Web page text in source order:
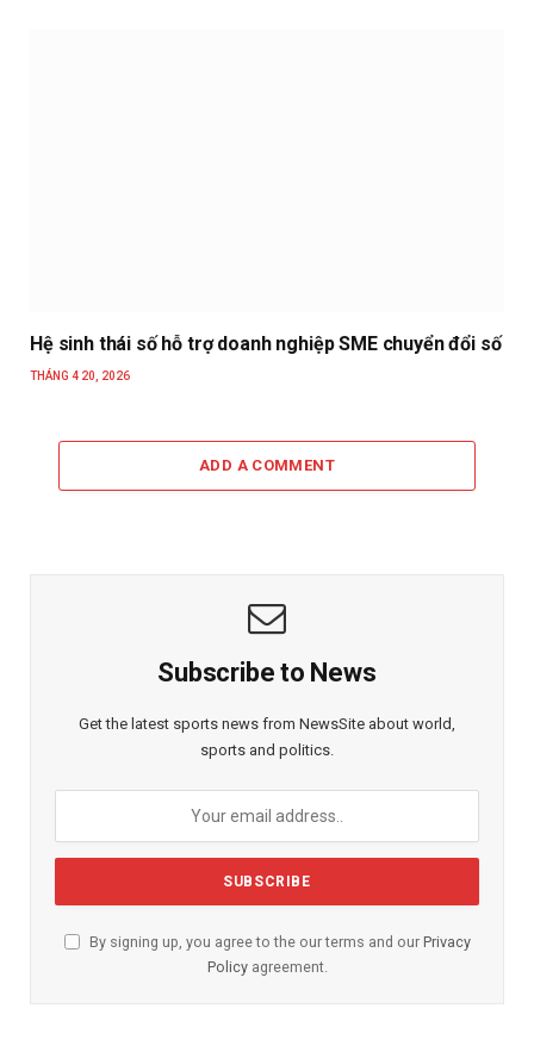
Hệ sinh thái số hỗ trợ doanh nghiệp SME chuyển đổi số
THÁNG 4 20, 2026
ADD A COMMENT
Subscribe to News
Get the latest sports news from NewsSite about world,
sports and politics.
By signing up, you agree to the our terms and our Privacy
Policyagreement.